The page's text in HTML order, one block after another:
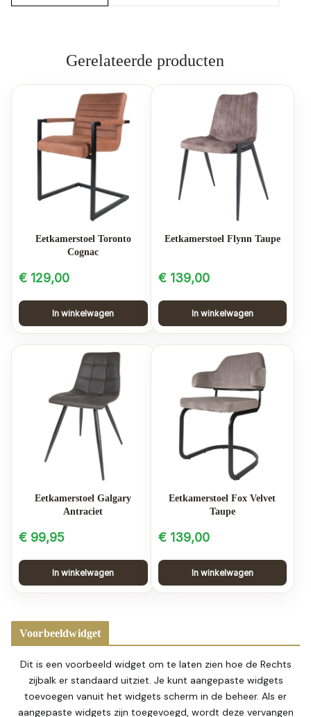
Gerelateerde producten
Eetkamerstoel Toronto
Cognac
€ 129,00
In winkelwagen
Eetkamerstoel Flynn Taupe
€139,00
In winkelwagen
Eetkamerstoel Galgary
Antraciet
€ 99,95
In winkelwagen
Eetkamerstoel Fox Velvet
Taupe
€139,00
In winkelwagen
Voorbeeldwidget
Dit is een voorbeeld widget om te laten zien hoe de Rechts
zijbalk er standaard uitziet. Je kunt aangepaste widgets
toevoegen vanuit het widgets scherm in de beheer. Als er
aangepaste widgets zijn toegevoegd, wordt deze vervangen